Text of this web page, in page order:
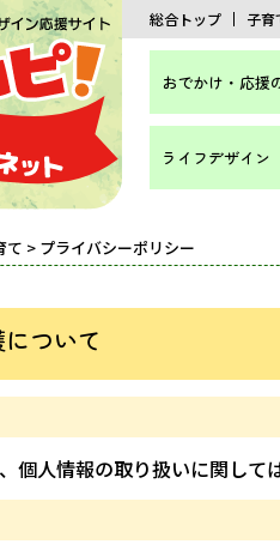
総合トップ 子育
おでかけ・応援
ライフデザイン
て > プライバシーポリシー
ついて
個人情報の取り扱いに関して